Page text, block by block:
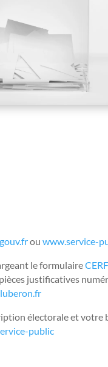
ou www.service-
le formulaire
justificatives
électorale et votre
public